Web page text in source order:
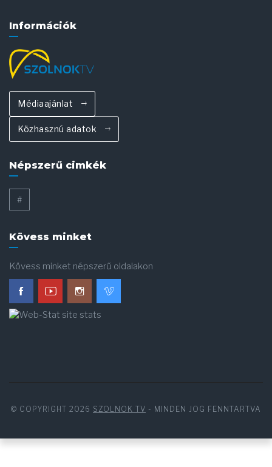
Információk
Médiaajánlat
Közhasznú adatok
Népszerű cimkék
#
Kövess minket
Kövess minket népszerű oldalakon
© COPYRIGHT 2026 SZOLNOK TV - MINDEN JOG FENNTARTVA